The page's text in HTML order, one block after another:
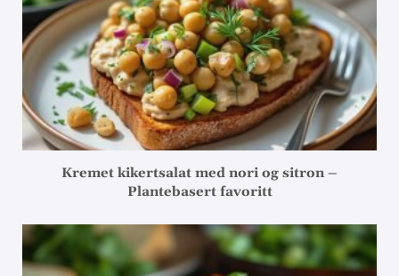
Kremet kikertsalat med nori og sitron –
Plantebasert favoritt